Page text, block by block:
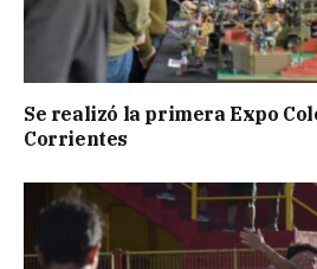
Se realizó la primera Expo
Corrientes